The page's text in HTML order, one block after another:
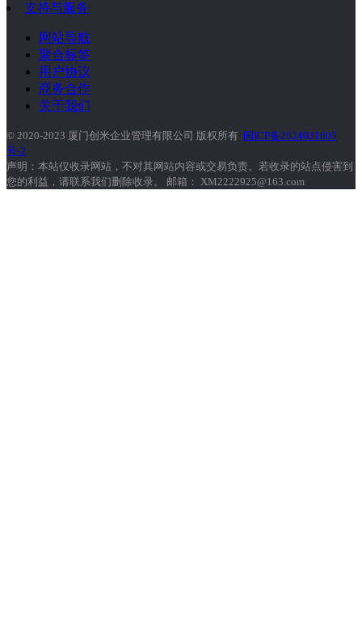
支持与服务
网站导航
聚合标签
用户协议
商务合作
关于我们
© 2020-2023 厦门创米企业管理有限公司 版权所有 闽ICP备2024031605
号-2
声明：本站仅收录网站，不对其网站内容或交易负责。若收录的站点侵害到
您的利益，请联系我们删除收录。 邮箱： XM2222925@163.com